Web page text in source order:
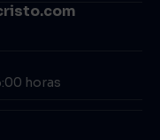
horas